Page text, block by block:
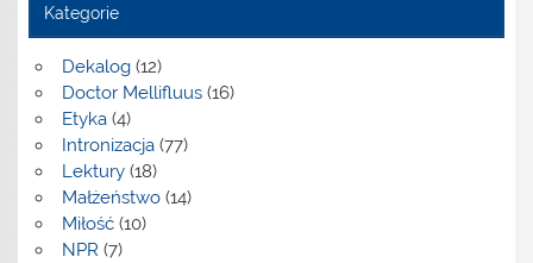
Kategorie
Dekalog(12)
Doctor Mellifluus(16)
Etyka(4)
Intronizacja(77)
Lektury(18)
Małżeństwo(14)
Miłość(10)
NPR (7)